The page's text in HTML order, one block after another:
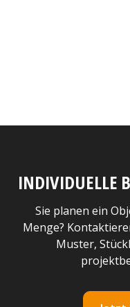
INDIVIDUELLE
Sie planen ein
Menge?
Muster,